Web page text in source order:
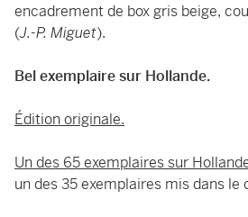
encadrement de box gris beige,
(J.-P. Miguet).
Bel exemplaire sur Hollande.
Édition originale.
Un des 65 exemplaires sur
un des 35 exemplaires mis dans le